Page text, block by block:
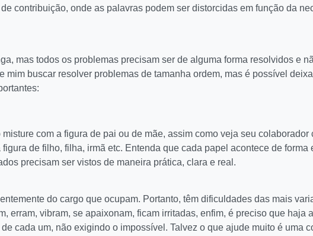
contribuição, onde as palavras podem ser distorcidas em função da
mas todos os problemas precisam ser de alguma forma resolvidos e
mim buscar resolver problemas de tamanha ordem, mas é possível
com a figura de pai ou de mãe, assim como veja seu colaborador
de filho, filha, irmã etc. Entenda que cada papel acontece de forma
precisam ser vistos de maneira prática, clara e real.
do cargo que ocupam. Portanto, têm dificuldades das mais
erram, vibram, se apaixonam, ficam irritadas, enfim, é preciso que haja
cada um, não exigindo o impossível. Talvez o que ajude muito é uma